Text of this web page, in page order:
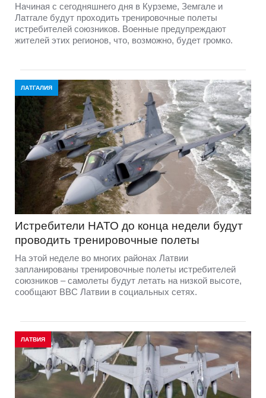
Начиная с сегодняшнего дня в Курземе, Земгале и
Латгале будут проходить тренировочные полеты
истребителей союзников. Военные предупреждают
жителей этих регионов, что, возможно, будет громко.
ЛАТГАЛИЯ
Истребители НАТО до конца недели будут
проводить тренировочные полеты
На этой неделе во многих районах Латвии
запланированы тренировочные полеты истребителей
союзников – самолеты будут летать на низкой высоте,
сообщают ВВС Латвии в социальных сетях.
ЛАТВИЯ